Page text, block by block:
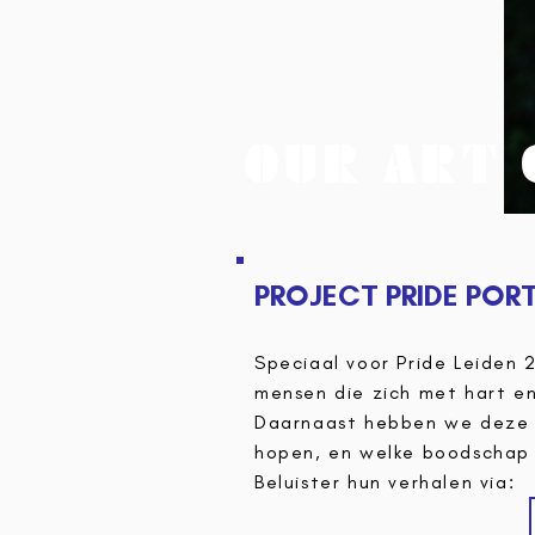
OUR ART
PROJECT PRIDE
Speciaal voor Pride
mensen die zich met hart
Daarnaast hebben we
hopen, en welke
Beluister hun verhalen via:​​